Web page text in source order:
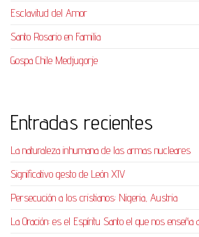
Esclavitud del Amor
Santo Rosario en Familia
Gospa Chile Medjugorje
Entradas recientes
La naturaleza inhumana de las armas nucleares
Significativo gesto de León XIV
Persecución a los cristianos: Nigeria, Austria
La Oración: es el Espíritu Santo el que nos enseña